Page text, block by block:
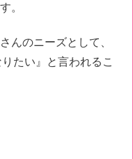
。
んのニーズとして、
たい』と言われるこ